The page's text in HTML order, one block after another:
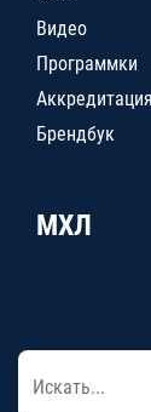
Видео
Программки
Аккредитация
Брендбук
МХЛ